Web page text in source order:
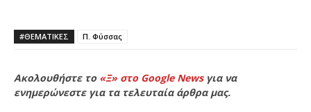
#ΘΕΜΑΤΙΚΈΣ Π. Φύσσας
Ακολουθήστε το «Ξ» στο Google Newsγια να
ενημερώνεστε για τα τελευταία άρθρα μας.